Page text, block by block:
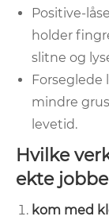
Positive-
holder
slitne og
Forseglede
mindre
levetid.
Hvilke
ekte
kom med